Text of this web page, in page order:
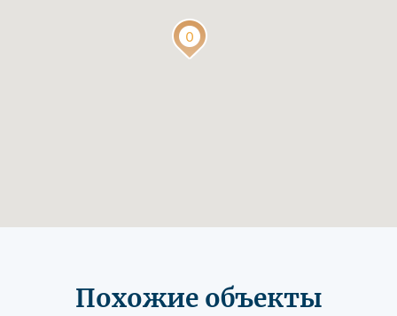
Похожие объекты